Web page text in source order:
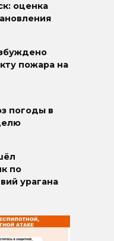
оценка
пожара на
погоды в
по
урагана